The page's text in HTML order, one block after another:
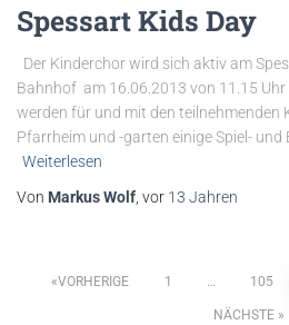
Spessart Kids Day
Der Kinderchor wird sich aktiv am
Bahnhof am 16.06.2013 von 11.15
werden für und mit den teilnehmenden
Pfarrheim und -garten einige Spiel- und
Weiterlesen
Von Markus Wolf , vor 13 Jahren
VORHERIGE 1 105
NÄCHSTE